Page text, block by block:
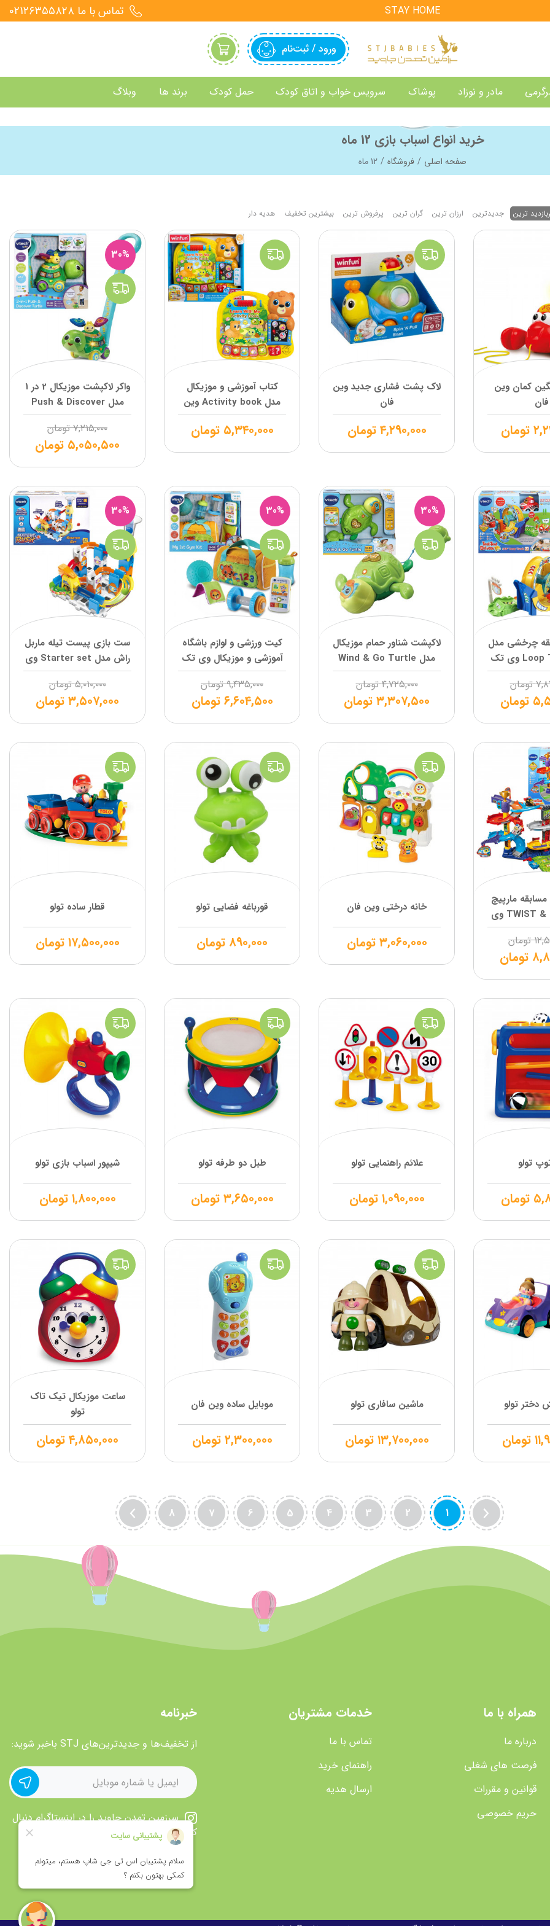
STAY HOME تماس با ما 021۲۶۳۵۵۸۲۸
ورود / ثبت‌نام
مادر و نوزاد پوشاک سرویس خواب و اتاق کودک حمل کودک برند ها وبلاگ
خرید انواع اسباب بازی 12 ماه
صفحه اصلی فروشگاه 12 ماه
ترین جدیدترین ارزان ترین گران ترین پرفروش ترین بیشترین تخفیف هدیه دار
کمان وین
فان
تومان
لاک پشت فشاری جدید وین
فان
۴,۲۹۰,۰۰۰ تومان
کتاب آموزشی و موزیکال
مدل Activity book وین
فان
۵,۳۴۰,۰۰۰ تومان
30%
واکر لاکپشت موزیکال 2 در 1
مدل Push & Discover
Turtle وی تک
۷,۲۱۵,۰۰۰ تومان
۵,۰۵۰,۵۰۰ تومان
چرخشی مدل
تومان
تومان
30%
لاکپشت شناور حمام موزیکال
مدل Wind & Go Turtle
وی تک
۴,۷۲۵,۰۰۰ تومان
۳,۳۰۷,۵۰۰تومان
30%
کیت ورزشی و لوازم باشگاه
آموزشی و موزیکال وی تک
۹,۴۳۵,۰۰۰ تومان
۶,۶۰۴,۵۰۰ تومان
30%
ست بازی پیست تیله ماربل
راش مدل Starter set وی
تک
۵,۰۱۰,۰۰۰ تومان
۳,۵۰۷,۰۰۰تومان
مارپیچ
مدل TWIST & RACE وی
تک
تومان
تومان
خانه درختی وین فان
۳,۰۶۰,۰۰۰ تومان
قورباغه فضایی تولو
۸۹۰,۰۰۰ تومان
قطار ساده تولو
۱۷,۵۰۰,۰۰۰ تومان
تولو
تومان
علائم راهنمایی تولو
۱,۰۹۰,۰۰۰ تومان
طبل دو طرفه تولو
۳,۶۵۰,۰۰۰ تومان
شیپور اسباب بازی تولو
۱,۸۰۰,۰۰۰ تومان
تولو
تومان
ماشین سافاری تولو
۱۳,۷۰۰,۰۰۰ تومان
موبایل ساده وین فان
۲,۳۰۰,۰۰۰ تومان
ساعت موزیکال تیک تاک
تولو
۴,۸۵۰,۰۰۰تومان
1
2
3
4
5
6
7
8
همراه با ما
درباره ما
فرصت های شغلی
قوانین و مقررات
حریم خصوصی
خدمات مشتریان
تماس با ما
راهنمای خرید
ارسال هدیه
خبرنامه
از تخفیف‌ها و جدیدترین‌های STJ باخبر شوید:
سرزمین تمدن جاوید را در اینستاگرام دنبال
کنید.